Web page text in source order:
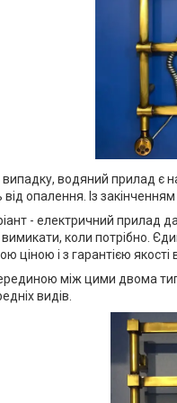
водяний прилад є
від опалення. Із
- електричний прилад
коли потрібно.
ціною і з гарантією
між цими двома
видів.